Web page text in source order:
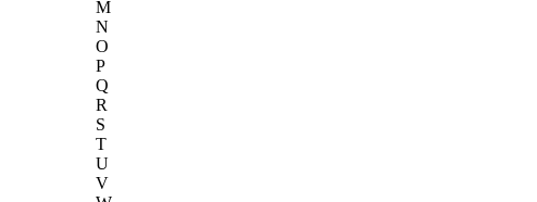
M
N
O
P
Q
R
S
T
U
V